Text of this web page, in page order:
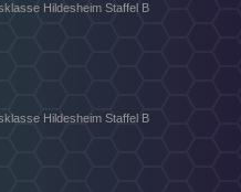
Hildesheim Staffel B
Hildesheim Staffel B